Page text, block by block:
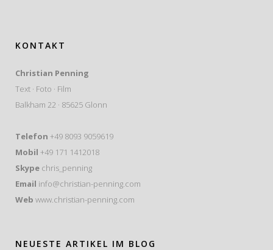
KONTAKT
Christian Penning
Text · Foto · Film
Balkham 22 · 85625 Glonn
Telefon +49 8093 9059619
Mobil +49 171 1412018
Skype chris_penning
Email info@christian-penning.com
Web www.christian-penning.com
NEUESTE ARTIKEL IM BLOG